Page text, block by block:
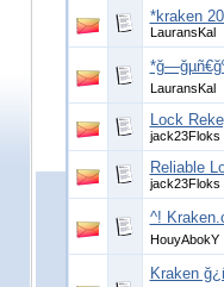
*kraken
LauransKal
LauransKal
Lock
jack23Floks
Reliable
jack23Floks
^!
HouyAbokY
Kraken